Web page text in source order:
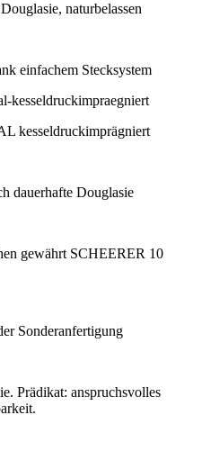
naturbelassen
einfachem Stecksystem
kesseldruckimprägniert
dauerhafte Douglasie
gewährt SCHEERER 10
Sonderanfertigung
Prädikat: anspruchsvolles